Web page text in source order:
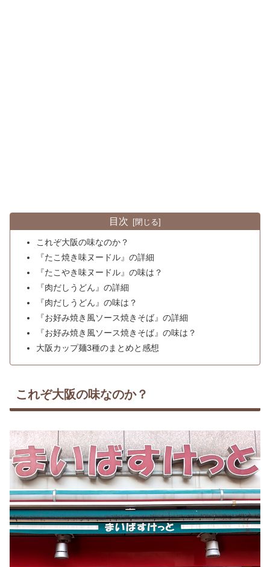
目次
これぞ大阪の味なのか？
『たこ焼き味ヌードル』の詳細
『たこやき味ヌードル』の味は？
『肉だしうどん』の詳細
『肉だしうどん』の味は？
『お好み焼き風ソース焼きそば』の詳細
『お好み焼き風ソース焼きそば』の味は？
大阪カップ麺3種のまとめと感想
これぞ大阪の味なのか？